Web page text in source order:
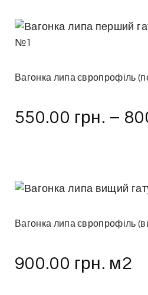
Вагонка липа європрофіль
550.00 грн. –
Вагонка липа європрофіль
900.00 грн. м2